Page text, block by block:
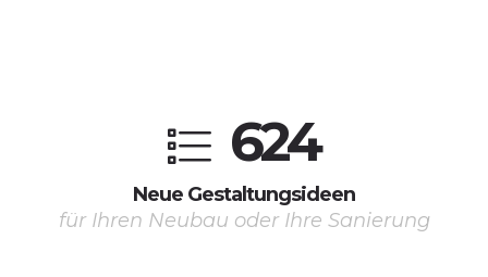
624
Neue Gestaltungsideen
für Ihren Neubau oder Ihre Sanierung